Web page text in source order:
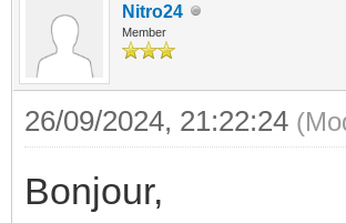
Nitro24
Member
26/09/2024, 21:22:24
Bonjour,